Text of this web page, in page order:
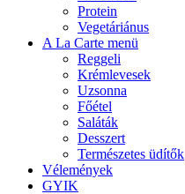
Protein
Vegetáriánus
A La Carte menü
Reggeli
Krémlevesek
Uzsonna
Főétel
Saláták
Desszert
Természetes üdítők
Vélemények
GYIK